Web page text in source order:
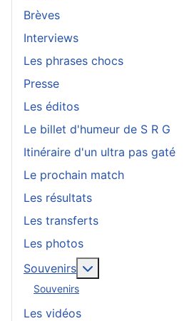
Brèves
Interviews
Les phrases chocs
Presse
Les éditos
Le billet d'humeur de S R G
Itinéraire d'un ultra pas gaté
Le prochain match
Les résultats
Les transferts
Les photos
Souvenirs
Souvenirs
Les vidéos